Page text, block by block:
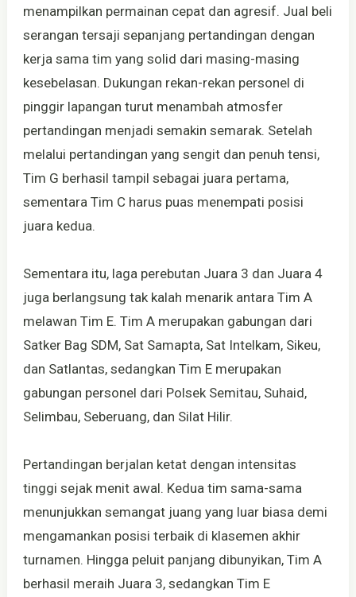
menampilkan permainan cepat dan agresif. Jual beli
serangan tersaji sepanjang pertandingan dengan
kerja sama tim yang solid dari masing-masing
kesebelasan. Dukungan rekan-rekan personel di
pinggir lapangan turut menambah atmosfer
pertandingan menjadi semakin semarak. Setelah
melalui pertandingan yang sengit dan penuh tensi,
Tim G berhasil tampil sebagai juara pertama,
sementara Tim C harus puas menempati posisi
juara kedua.
Sementara itu, laga perebutan Juara 3 dan Juara 4
juga berlangsung tak kalah menarik antara Tim A
melawan Tim E. Tim A merupakan gabungan dari
Satker Bag SDM, Sat Samapta, Sat Intelkam, Sikeu,
dan Satlantas, sedangkan Tim E merupakan
gabungan personel dari Polsek Semitau, Suhaid,
Selimbau, Seberuang, dan Silat Hilir.
Pertandingan berjalan ketat dengan intensitas
tinggi sejak menit awal. Kedua tim sama-sama
menunjukkan semangat juang yang luar biasa demi
mengamankan posisi terbaik di klasemen akhir
turnamen. Hingga peluit panjang dibunyikan, Tim A
berhasil meraih Juara 3, sedangkan Tim E